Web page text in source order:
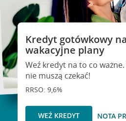
Kredyt gotówkowy
wakacyjne plany
Weź kredyt na to co
nie muszą czekać!
RRSO: 9,6%
WEŹ KREDYT NOTA